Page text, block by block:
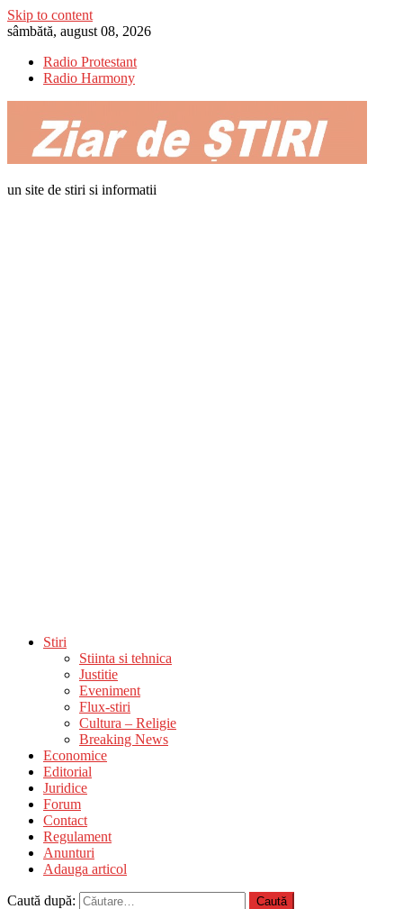
Skip to content
sâmbătă, august 08, 2026
Radio Protestant
Radio Harmony
un site de stiri si informatii
Stiri
Stiinta si tehnica
Justitie
Eveniment
Flux-stiri
Cultura – Religie
Breaking News
Economice
Editorial
Juridice
Forum
Contact
Regulament
Anunturi
Adauga articol
Caută după: